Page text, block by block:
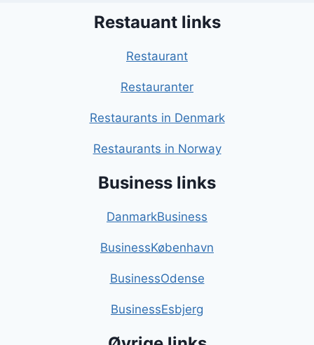
Restauant links
Restaurant
Restauranter
Restaurants in Denmark
Restaurants in Norway
Business links
DanmarkBusiness
BusinessKøbenhavn
BusinessOdense
BusinessEsbjerg